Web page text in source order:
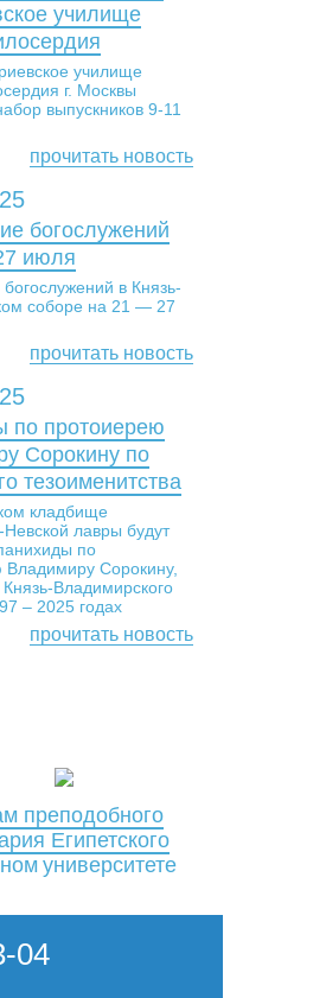
училище
училище
г. Москвы
выпускников 9-11
прочитать новость
богослужений
июля
в Князь-
соборе на 21 — 27
прочитать новость
по протоиерею
Сорокину по
тезоименитства
кладбище
лавры будут
по
Владимиру Сорокину,
Владимирского
– 2025 годах
прочитать новость
преподобного
Египетского
университете
04